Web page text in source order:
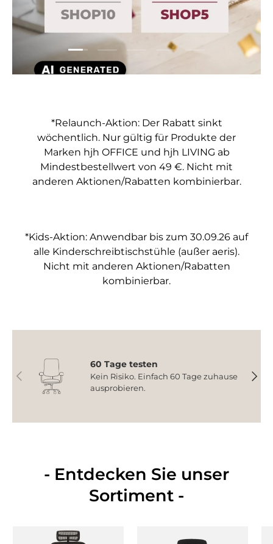
Folie laden 1 von 5
Folie laden 2 von 5
Folie laden 3 von 5
Folie laden 4 von 5
Folie laden 5
*Relaunch-Aktion: Der Rabatt sinkt
wöchentlich. Nur gültig für Produkte der
Marken hjh OFFICE und hjh LIVING ab
Mindestbestellwert von 49 €. Nicht mit
anderen Aktionen/Rabatten kombinierbar.
*Kids-Aktion: Anwendbar bis zum 30.09.26 auf
alle Kinderschreibtischstühle (außer aeris).
Nicht mit anderen Aktionen/Rabatten
kombinierbar.
Vorherige
60 Tage testen
Kein Risiko. Einfach 60 Tage zuhause
ausprobieren.
- Entdecken Sie unser
Sortiment -